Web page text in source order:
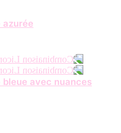
azurée
avec nuances